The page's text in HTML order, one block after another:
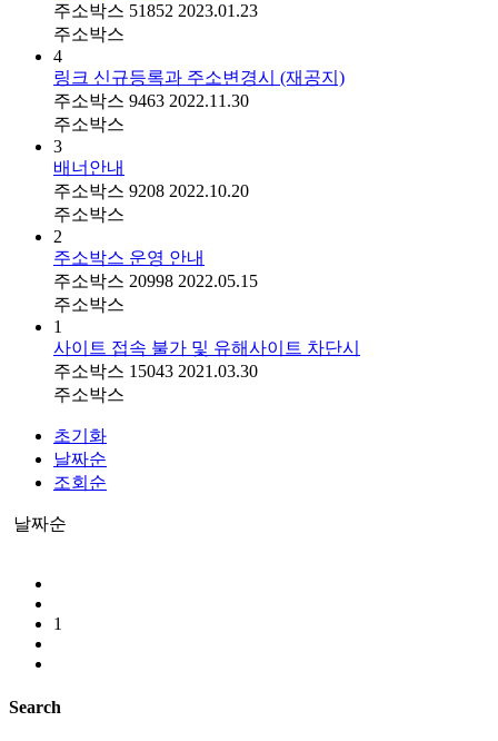
주소박스 51852 2023.01.23
주소박스
4
링크 신규등록과 주소변경시 (재공지)
주소박스 9463 2022.11.30
주소박스
3
배너안내
주소박스 9208 2022.10.20
주소박스
2
주소박스 운영 안내
주소박스 20998 2022.05.15
주소박스
1
사이트 접속 불가 및 유해사이트 차단시
주소박스 15043 2021.03.30
주소박스
초기화
날짜순
조회순
날짜순
1
Search